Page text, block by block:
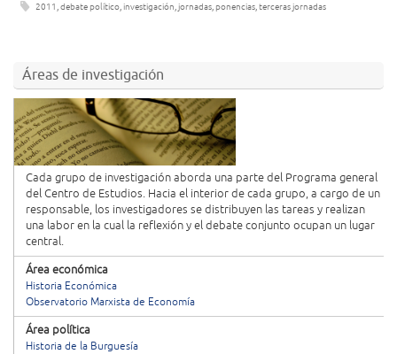
2011 ,debate político,investigación,jornadas, ponencias,terceras jornadas
Áreas de investigación
Cada grupo de investigación aborda una parte del Programa general
del Centro de Estudios. Hacia el interior de cada grupo, a cargo de un
responsable, los investigadores se distribuyen las tareas y realizan
una labor en la cual la reflexión y el debate conjunto ocupan un lugar
central.
Área económica
Historia Económica
Observatorio Marxista de Economía
Área política
Historia de la Burguesía